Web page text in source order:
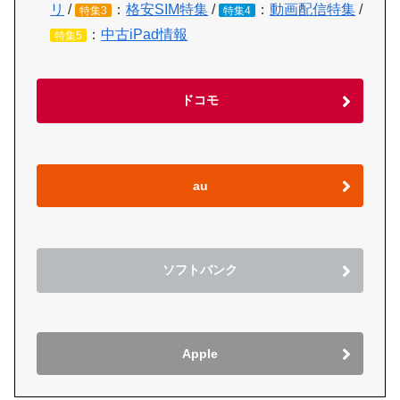
リ / 特集3 ：格安SIM特集 / 特集4 ：動画配信特集 /
特集5 ：中古iPad情報
ドコモ
au
ソフトバンク
Apple